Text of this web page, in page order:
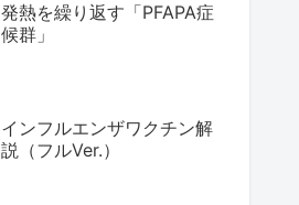
発熱を繰り返す「PFAPA症
候群」
インフルエンザワクチン解
説（フルVer.）